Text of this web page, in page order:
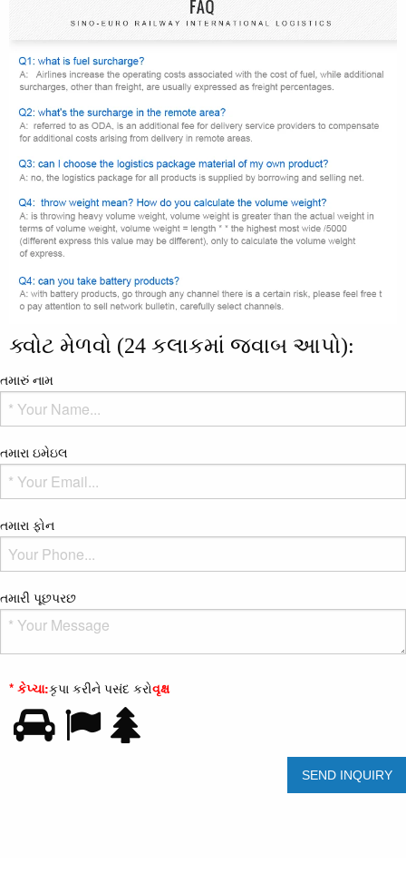
ક્વોટ મેળવો (24 કલાકમાં જવાબ આપો):
તમારું નામ
તમારા ઇમેઇલ
તમારા ફોન
તમારી પૂછપરછ
* કેપ્ચા:કૃપા કરીને પસંદ કરોવૃક્ષ